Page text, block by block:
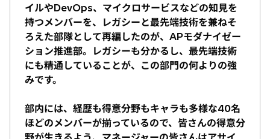
イルやDevOps、マイクロサービスなどの知見を
持つメンバーを、レガシーと最先端技術を兼ねそ
ろえた部隊として再編したのが、APモダナイゼー
ション推進部。レガシーも分かるし、最先端技術
にも精通していることが、この部門の何よりの強
みです。
部内には、経歴も得意分野もキャラも多様な40名
ほどのメンバーが揃っているので、皆さんの得意分